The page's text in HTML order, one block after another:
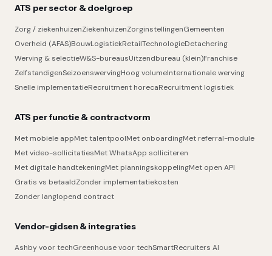
ATS per sector & doelgroep
Zorg / ziekenhuizenZiekenhuizenZorginstellingenGemeenten
Overheid (AFAS)BouwLogistiekRetailTechnologieDetachering
Werving & selectieW&S-bureausUitzendbureau (klein)Franchise
ZelfstandigenSeizoenswervingHoog volumeInternationale werving
Snelle implementatieRecruitment horecaRecruitment logistiek
ATS per functie & contractvorm
Met mobiele appMet talentpoolMet onboardingMet referral-module
Met video-sollicitatiesMet WhatsApp solliciteren
Met digitale handtekeningMet planningskoppelingMet open API
Gratis vs betaaldZonder implementatiekosten
Zonder langlopend contract
Vendor-gidsen & integraties
Ashby voor techGreenhouse voor techSmartRecruiters AI